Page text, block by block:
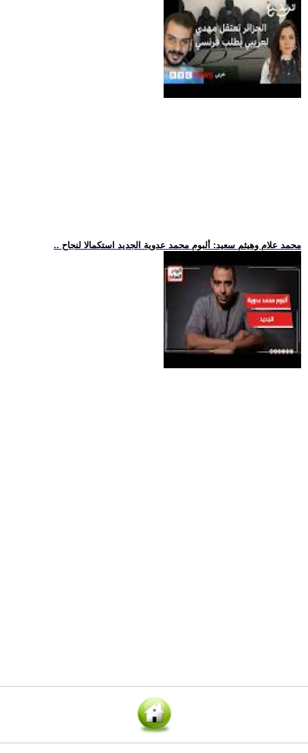
.. محمد علام وهيثم سعيد: ألبوم محمد عدوية الجديد استكمالا لنجاح